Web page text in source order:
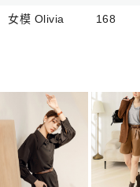
女模 Olivia 168